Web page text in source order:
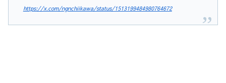
https://x.com/ngnchiikawa/status/1513199484980764672